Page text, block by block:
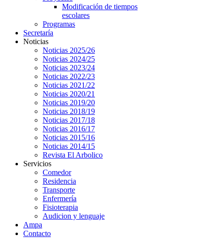
Modificación de tiempos
escolares
Programas
Secretaría
Noticias
Noticias 2025/26
Noticias 2024/25
Noticias 2023/24
Noticias 2022/23
Noticias 2021/22
Noticias 2020/21
Noticias 2019/20
Noticias 2018/19
Noticias 2017/18
Noticias 2016/17
Noticias 2015/16
Noticias 2014/15
Revista El Arbolico
Servicios
Comedor
Residencia
Transporte
Enfermería
Fisioterapia
Audicion y lenguaje
Ampa
Contacto